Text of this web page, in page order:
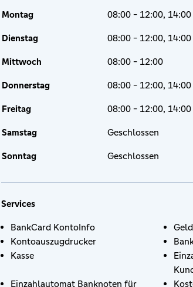
Montag 08:00 - 12:00,
Dienstag 08:00 - 12:00,
Mittwoch 08:00 - 12:00
Donnerstag 08:00 - 12:00,
Freitag 08:00 - 12:00,
Samstag Geschlossen
Sonntag Geschlossen
Services
BankCard KontoInfo
Kontoauszugdrucker
Kasse
Einzahlautomat Banknoten für